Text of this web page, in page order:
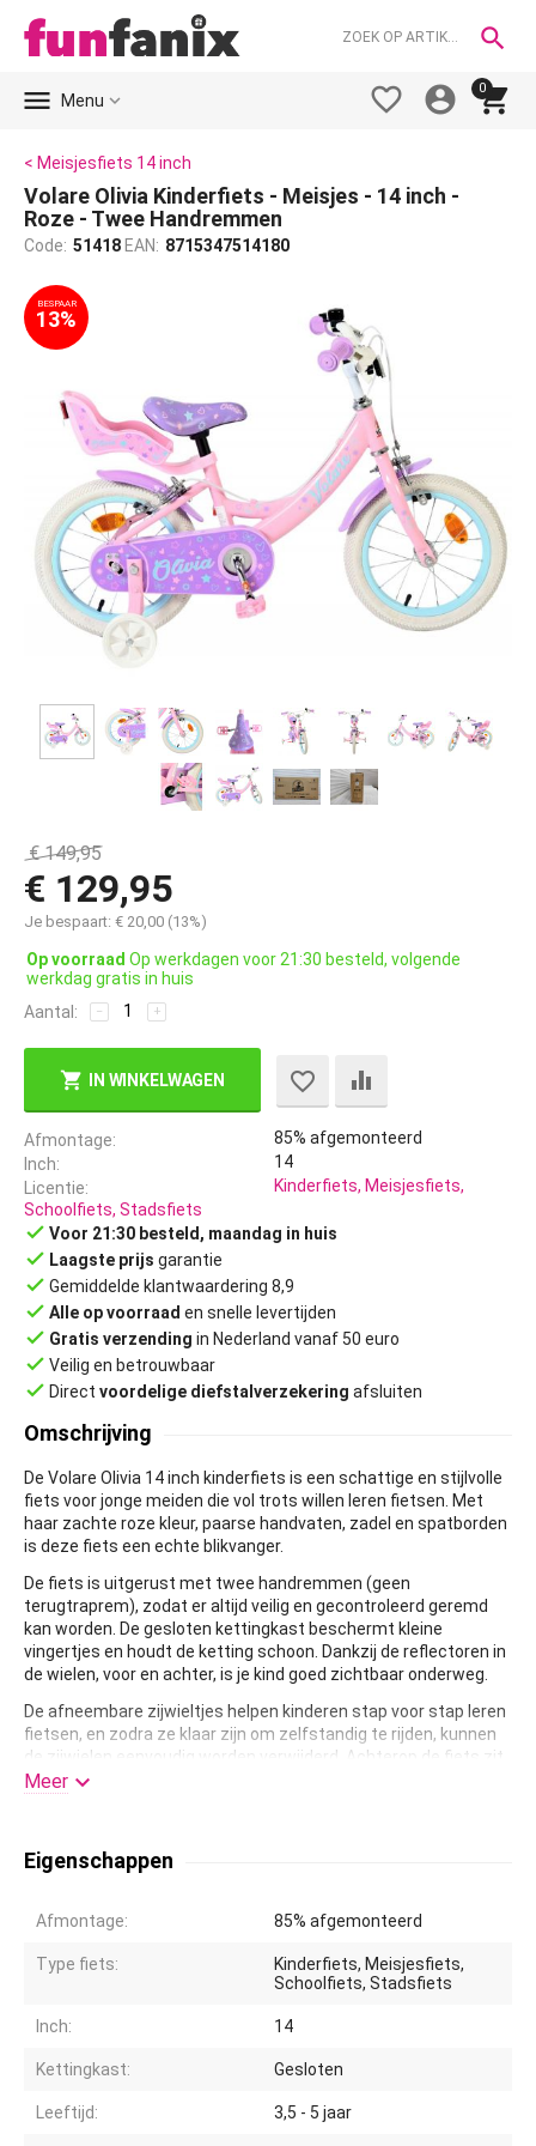

0



 Menu 
< Meisjesfiets 14 inch
Volare Olivia Kinderfiets - Meisjes - 14 inch -
Roze - Twee Handremmen
Code: 51418 EAN: 8715347514180
BESPAAR
13%
€149,95
€ 129,95
Je bespaart: € 20,00 (13%)
Op voorraad Op werkdagen voor 21:30 besteld, volgende
werkdag gratis in huis
Aantal:
+
−
IN WINKELWAGEN
Afmontage
85% afgemonteerd
Inch
14
Licentie
Kinderfiets, Meisjesfiets,
Schoolfiets, Stadsfiets
done Voor 21:30 besteld, maandag in huis
done Laagste prijs garantie
done Gemiddelde klantwaardering 8,9
done Alle op voorraad en snelle levertijden
done Gratis verzending in Nederland vanaf 50 euro
done Veilig en betrouwbaar
done Direct voordelige diefstalverzekering afsluiten
Omschrijving
De Volare Olivia 14 inch kinderfiets is een schattige en stijlvolle
fiets voor jonge meiden die vol trots willen leren fietsen. Met
haar zachte roze kleur, paarse handvaten, zadel en spatborden
is deze fiets een echte blikvanger.
De fiets is uitgerust met twee handremmen (geen
terugtraprem), zodat er altijd veilig en gecontroleerd geremd
kan worden. De gesloten kettingkast beschermt kleine
vingertjes en houdt de ketting schoon. Dankzij de reflectoren in
de wielen, voor en achter, is je kind goed zichtbaar onderweg.
De afneembare zijwieltjes helpen kinderen stap voor stap leren
fietsen, en zodra ze klaar zijn om zelfstandig te rijden, kunnen
de zijwielen eenvoudig worden verwijderd. Achterop de fiets zit
een leuk poppenzitje, zodat de favoriete pop altijd mee kan op
een bel, zodat iedereen weet dat er een trotse kleine fietser
aankomt.
comfort en een lief design inch perfect voor elk ritje vol plezier
en fantasie.
Meer 
Eigenschappen
Afmontage: 85% afgemonteerd
Type fiets:
Kinderfiets, Meisjesfiets,
Schoolfiets, Stadsfiets
Inch: 14
Kettingkast: Gesloten
Leeftijd: 3,5 - 5 jaar